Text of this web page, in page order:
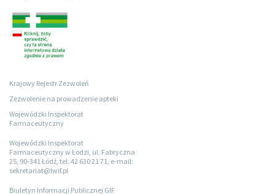
Krajowy Rejestr Zezwoleń
Zezwolenie na prowadzenie apteki
Wojewódzki Inspektorat
Farmaceutyczny
Wojewódzki Inspektorat
Farmaceutyczny w Łodzi, ul. Fabryczna
25, 90-341 Łódź, tel. 42 630 21 71, e-mail:
sekretariat@lwif.pl
Biuletyn Informacji Publicznej GIF